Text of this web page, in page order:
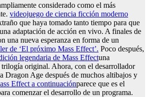
considerado como el más
videojuego de ciencia ficción moderno
que haya tomado tanto tiempo para que
adaptación de acción en vivo. A finales de
una nueva esperanza en forma de un
de ‘El próximo Mass Effect’. Poco después,
legendaria de Mass Effectuna
trilogía original. Ahora, con el desarrollador
Dragon Age después de muchos altibajos y
Effect a continuaciónparece que es el
comenzar el desarrollo de un programa.